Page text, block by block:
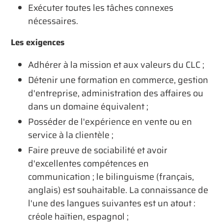
Exécuter toutes les tâches connexes
nécessaires.
Les exigences
Adhérer à la mission et aux valeurs du CLC ;
Détenir une formation en commerce, gestion
d'entreprise, administration des affaires ou
dans un domaine équivalent ;
Posséder de l'expérience en vente ou en
service à la clientèle ;
Faire preuve de sociabilité et avoir
d'excellentes compétences en
communication ; le bilinguisme (français,
anglais) est souhaitable. La connaissance de
l'une des langues suivantes est un atout :
créole haïtien, espagnol ;